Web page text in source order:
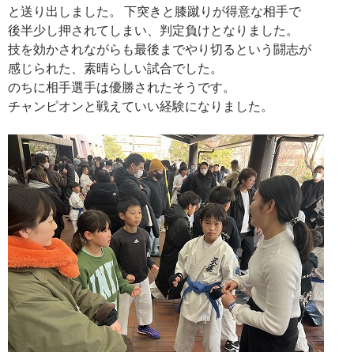
と送り出しました。 下突きと膝蹴りが得意な相手で
後半少し押されてしまい、判定負けとなりました。
技を効かされながらも最後までやり切るという闘志が
感じられた、素晴らしい試合でした。
のちに相手選手は優勝されたそうです。
チャンピオンと戦えていい経験になりました。